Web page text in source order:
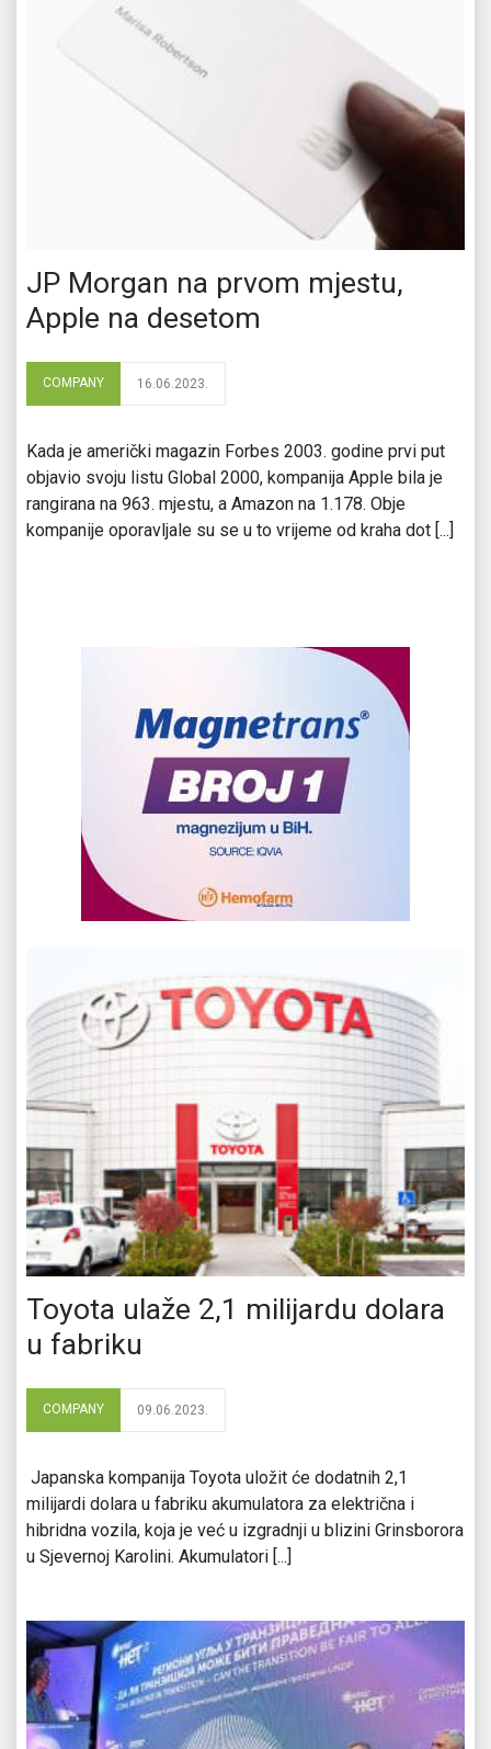
JP Morgan na prvom mjestu,
Apple na desetom
COMPANY 16.06.2023.
Kada je američki magazin Forbes 2003. godine prvi put
objavio svoju listu Global 2000, kompanija Apple bila je
rangirana na 963. mjestu, a Amazon na 1.178. Obje
kompanije oporavljale su se u to vrijeme od kraha dot [...]
Toyota ulaže 2,1 milijardu dolara
u fabriku
COMPANY 09.06.2023.
Japanska kompanija Toyota uložit će dodatnih 2,1
milijardi dolara u fabriku akumulatora za električna i
hibridna vozila, koja je već u izgradnji u blizini Grinsborora
u Sjevernoj Karolini. Akumulatori [...]